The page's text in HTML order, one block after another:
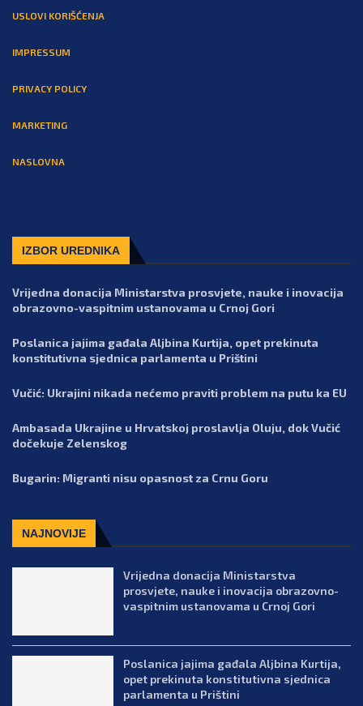
USLOVI KORIŠĆENJA
IMPRESSUM
PRIVACY POLICY
MARKETING
NASLOVNA
IZBOR UREDNIKA
Vrijedna donacija Ministarstva prosvjete, nauke i inovacija
obrazovno-vaspitnim ustanovama u Crnoj Gori
Poslanica jajima gađala Aljbina Kurtija, opet prekinuta
konstitutivna sjednica parlamenta u Prištini
Vučić: Ukrajini nikada nećemo praviti problem na putu ka EU
Ambasada Ukrajine u Hrvatskoj proslavlja Oluju, dok Vučić
dočekuje Zelenskog
Bugarin: Migranti nisu opasnost za Crnu Goru
NAJNOVIJE
Vrijedna donacija Ministarstva
prosvjete, nauke i inovacija obrazovno-
vaspitnim ustanovama u Crnoj Gori
Poslanica jajima gađala Aljbina Kurtija,
opet prekinuta konstitutivna sjednica
parlamenta u Prištini